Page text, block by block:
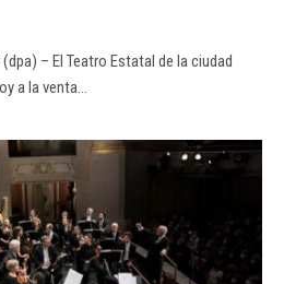
– El Teatro Estatal de la ciudad
a la venta…